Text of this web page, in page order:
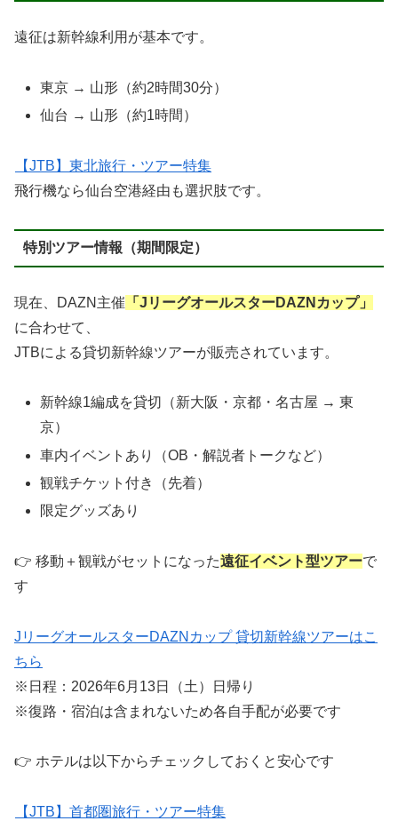
遠征は新幹線利用が基本です。
東京 → 山形（約2時間30分）
仙台 → 山形（約1時間）
【JTB】東北旅行・ツアー特集
飛行機なら仙台空港経由も選択肢です。
特別ツアー情報（期間限定）
現在、DAZN主催 「JリーグオールスターDAZNカップ」
に合わせて、
JTBによる貸切新幹線ツアーが販売されています。
新幹線1編成を貸切（新大阪・京都・名古屋 → 東
京）
車内イベントあり（OB・解説者トークなど）
観戦チケット付き（先着）
限定グッズあり
👉 移動＋観戦がセットになった遠征イベント型ツアーで
す
JリーグオールスターDAZNカップ 貸切新幹線ツアーはこ
ちら
※日程：2026年6月13日（土）日帰り
※復路・宿泊は含まれないため各自手配が必要です
👉 ホテルは以下からチェックしておくと安心です
【JTB】首都圏旅行・ツアー特集